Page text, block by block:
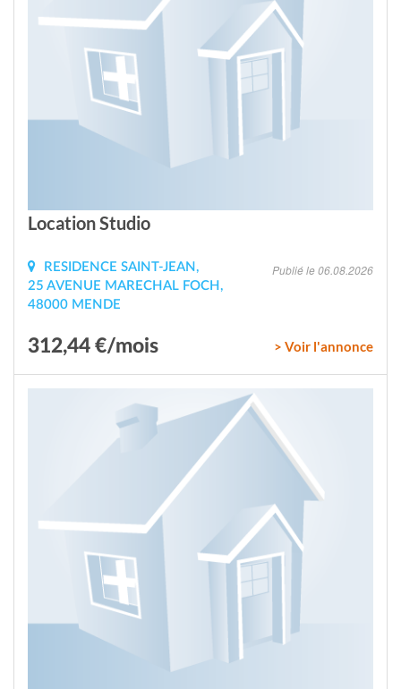
Location Studio
Publié le 06.08.2026
RESIDENCE SAINT-JEAN,
25 AVENUE MARECHAL FOCH,
48000 MENDE
312,44 €/mois > Voir l'annonce